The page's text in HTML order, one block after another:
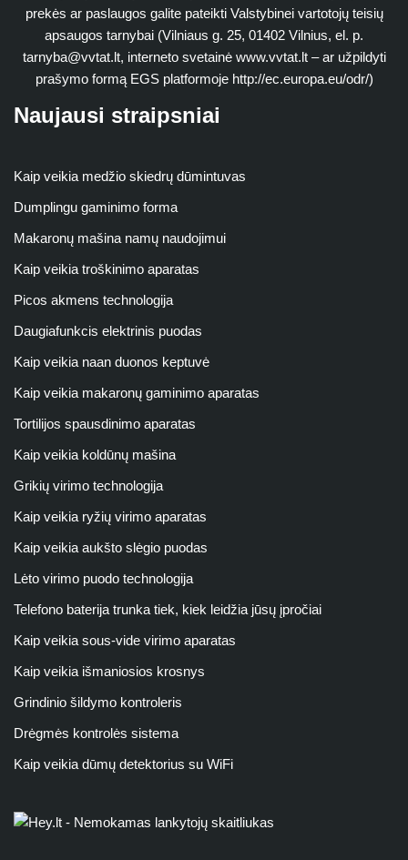
prekės ar paslaugos galite pateikti Valstybinei vartotojų teisių
apsaugos tarnybai (Vilniaus g. 25, 01402 Vilnius, el. p.
tarnyba@vvtat.lt, interneto svetainė www.vvtat.lt – ar užpildyti
prašymo formą EGS platformoje http://ec.europa.eu/odr/)
Naujausi straipsniai
Kaip veikia medžio skiedrų dūmintuvas
Dumplingu gaminimo forma
Makaronų mašina namų naudojimui
Kaip veikia troškinimo aparatas
Picos akmens technologija
Daugiafunkcis elektrinis puodas
Kaip veikia naan duonos keptuvė
Kaip veikia makaronų gaminimo aparatas
Tortilijos spausdinimo aparatas
Kaip veikia koldūnų mašina
Grikių virimo technologija
Kaip veikia ryžių virimo aparatas
Kaip veikia aukšto slėgio puodas
Lėto virimo puodo technologija
Telefono baterija trunka tiek, kiek leidžia jūsų įpročiai
Kaip veikia sous-vide virimo aparatas
Kaip veikia išmaniosios krosnys
Grindinio šildymo kontroleris
Drėgmės kontrolės sistema
Kaip veikia dūmų detektorius su WiFi